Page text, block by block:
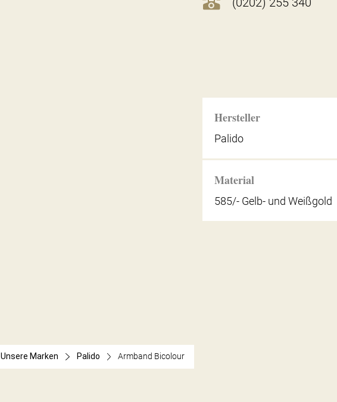
Hersteller
Palido
Material
585/- Gelb- und Weißgold
Unsere Marken Palido Armband Bicolour